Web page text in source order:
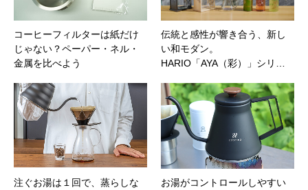
コーヒーフィルターは紙だけ
じゃない？ペーパー・ネル・
金属を比べよう
伝統と感性が響き合う、新し
い和モダン。
HARIO「AYA（彩）」シリ…
注ぐお湯は１回で、蒸らしな
お湯がコントロールしやすい